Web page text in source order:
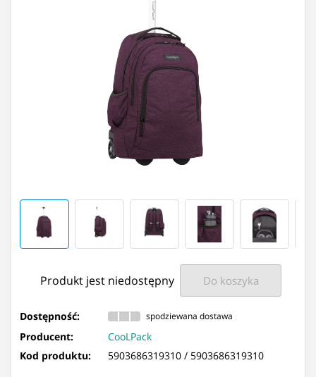
Produkt jest niedostępny Do koszyka
Dostępność: spodziewana dostawa
Producent:
CooLPack
Kod produktu:
5903686319310 / 5903686319310